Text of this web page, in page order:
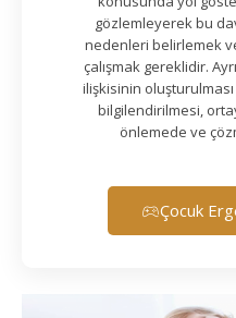
gözlemleyerek bu
nedenleri belirlemek
çalışmak gereklidir.
ilişkisinin
bilgilendirilmesi,
önlemede ve
Çocuk